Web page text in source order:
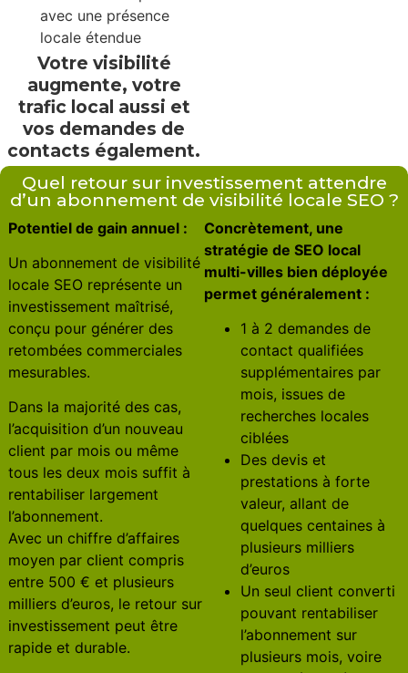
avec une présence
locale étendue
Votre visibilité
augmente, votre
trafic local aussi et
vos demandes de
contacts également.
Quel retour sur investissement attendre
d’un abonnement de visibilité locale SEO ?
Potentiel de gain annuel :
Un abonnement de visibilité
locale SEO représente un
investissement maîtrisé,
conçu pour générer des
retombées commerciales
mesurables.
Dans la majorité des cas,
l’acquisition d’un nouveau
client par mois ou même
tous les deux mois suffit à
rentabiliser largement
l’abonnement.
Avec un chiffre d’affaires
moyen par client compris
entre 500 € et plusieurs
milliers d’euros, le retour sur
investissement peut être
rapide et durable.
Concrètement, une
stratégie de SEO local
multi-villes bien déployée
permet généralement :
1 à 2 demandes de
contact qualifiées
supplémentaires par
mois, issues de
recherches locales
ciblées
Des devis et
prestations à forte
valeur, allant de
quelques centaines à
plusieurs milliers
d’euros
Un seul client converti
pouvant rentabiliser
l’abonnement sur
plusieurs mois, voire